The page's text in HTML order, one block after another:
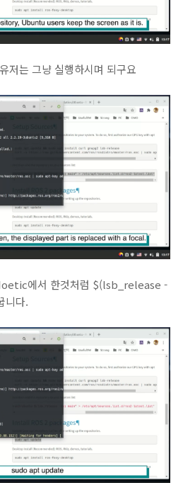
저는 그냥 실행하시며 되구요
에서 한것처럼 $(lsb_release -
니다.